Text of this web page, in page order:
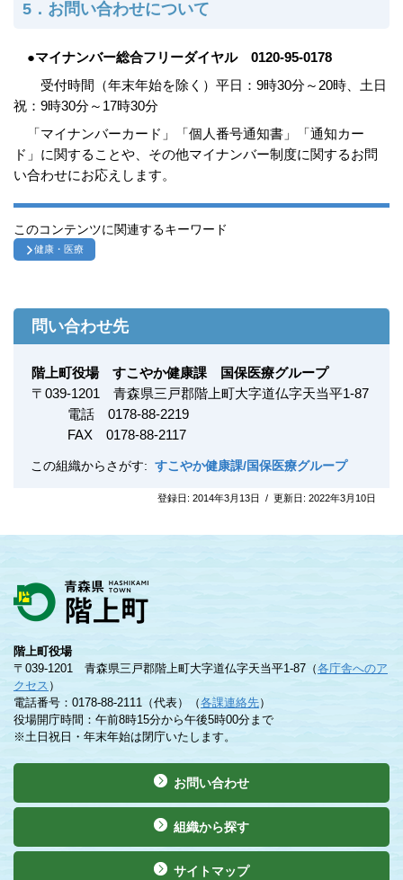
5．お問い合わせについて
●マイナンバー総合フリーダイヤル 0120-95-0178
受付時間（年末年始を除く）平日：9時30分～20時、土日
祝：9時30分～17時30分
「マイナンバーカード」「個人番号通知書」「通知カー
ド」に関することや、その他マイナンバー制度に関するお問
い合わせにお応えします。
このコンテンツに関連するキーワード
健康・医療
問い合わせ先
階上町役場 すこやか健康課 国保医療グループ
〒 039-1201
青森県三戸郡階上町大字道仏字天当平1-87
電話 0178-88-2219
FAX 0178-88-2117
この組織からさがす: すこやか健康課/国保医療グループ
登録日: 2014年3月13日 / 更新日: 2022年3月10日
階上町役場
〒039-1201 青森県三戸郡階上町大字道仏字天当平1-87（各庁舎へのア
クセス ）
電話番号：0178-88-2111（代表）（各課連絡先）
役場開庁時間：午前8時15分から午後5時00分まで
※土日祝日・年末年始は閉庁いたします。
お問い合わせ
組織から探す
サイトマップ